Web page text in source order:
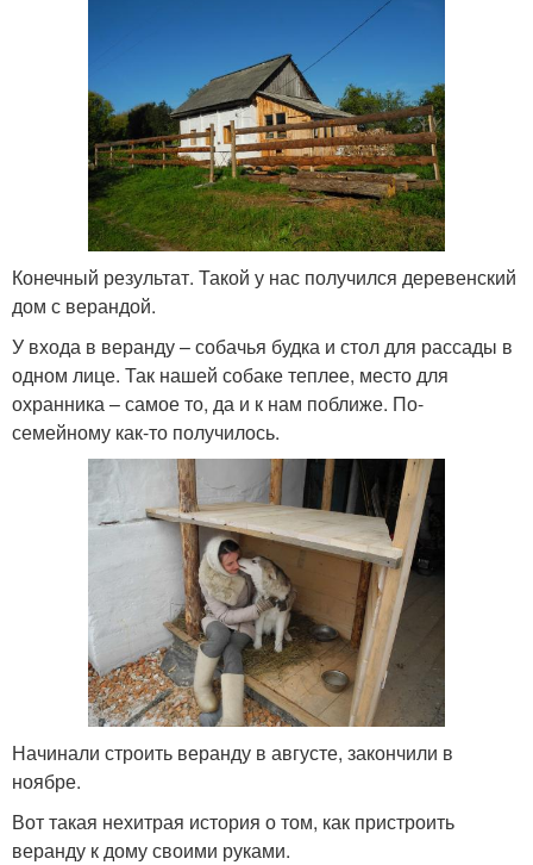
Конечный результат. Такой у нас получился деревенский
дом с верандой.
У входа в веранду – собачья будка и стол для рассады в
одном лице. Так нашей собаке теплее, место для
охранника – самое то, да и к нам поближе. По-
семейному как-то получилось.
Начинали строить веранду в августе, закончили в
ноябре.
Вот такая нехитрая история о том, как пристроить
веранду к дому своими руками.